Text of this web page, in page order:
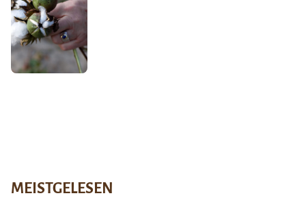
MEISTGELESEN